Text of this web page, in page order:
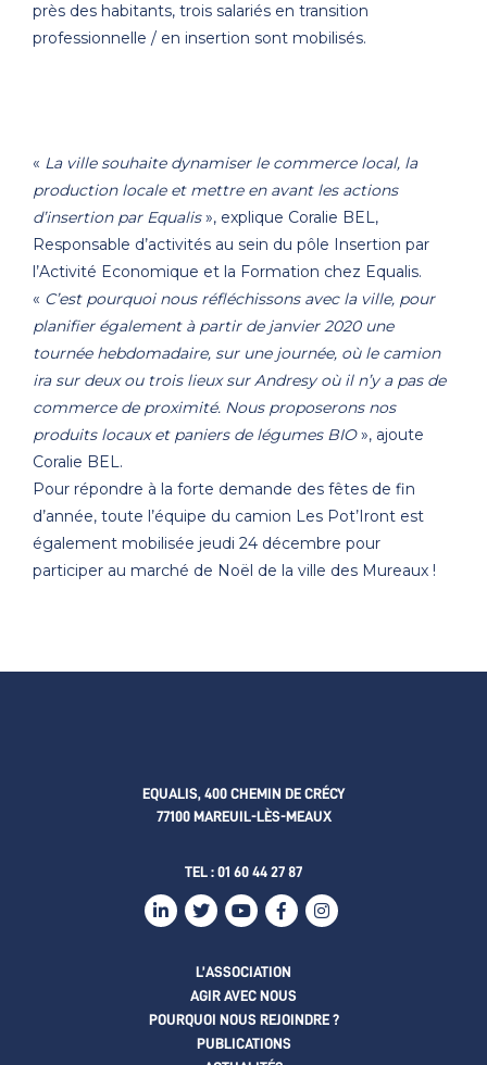
près des habitants, trois salariés en transition
professionnelle / en insertion sont mobilisés.
« La ville souhaite dynamiser le commerce local, la
production locale et mettre en avant les actions
d’insertion par Equalis», explique Coralie BEL,
Responsable d’activités au sein du pôle Insertion par
l’Activité Economique et la Formation chez Equalis.
« C’est pourquoi nous réfléchissons avec la ville, pour
planifier également à partir de janvier 2020 une
tournée hebdomadaire, sur une journée, où le camion
ira sur deux ou trois lieux sur Andresy où il n’y a pas de
commerce de proximité. Nous proposerons nos
produits locaux et paniers de légumes BIO», ajoute
Coralie BEL.
Pour répondre à la forte demande des fêtes de fin
d’année, toute l’équipe du camion Les Pot’Iront est
également mobilisée jeudi 24 décembre pour
participer au marché de Noël de la ville des Mureaux !
EQUALIS, 400 CHEMIN DE CRÉCY
77100 MAREUIL-LÈS-MEAUX
TEL : 01 60 44 27 87
L’ASSOCIATION
AGIR AVEC NOUS
POURQUOI NOUS REJOINDRE ?
PUBLICATIONS